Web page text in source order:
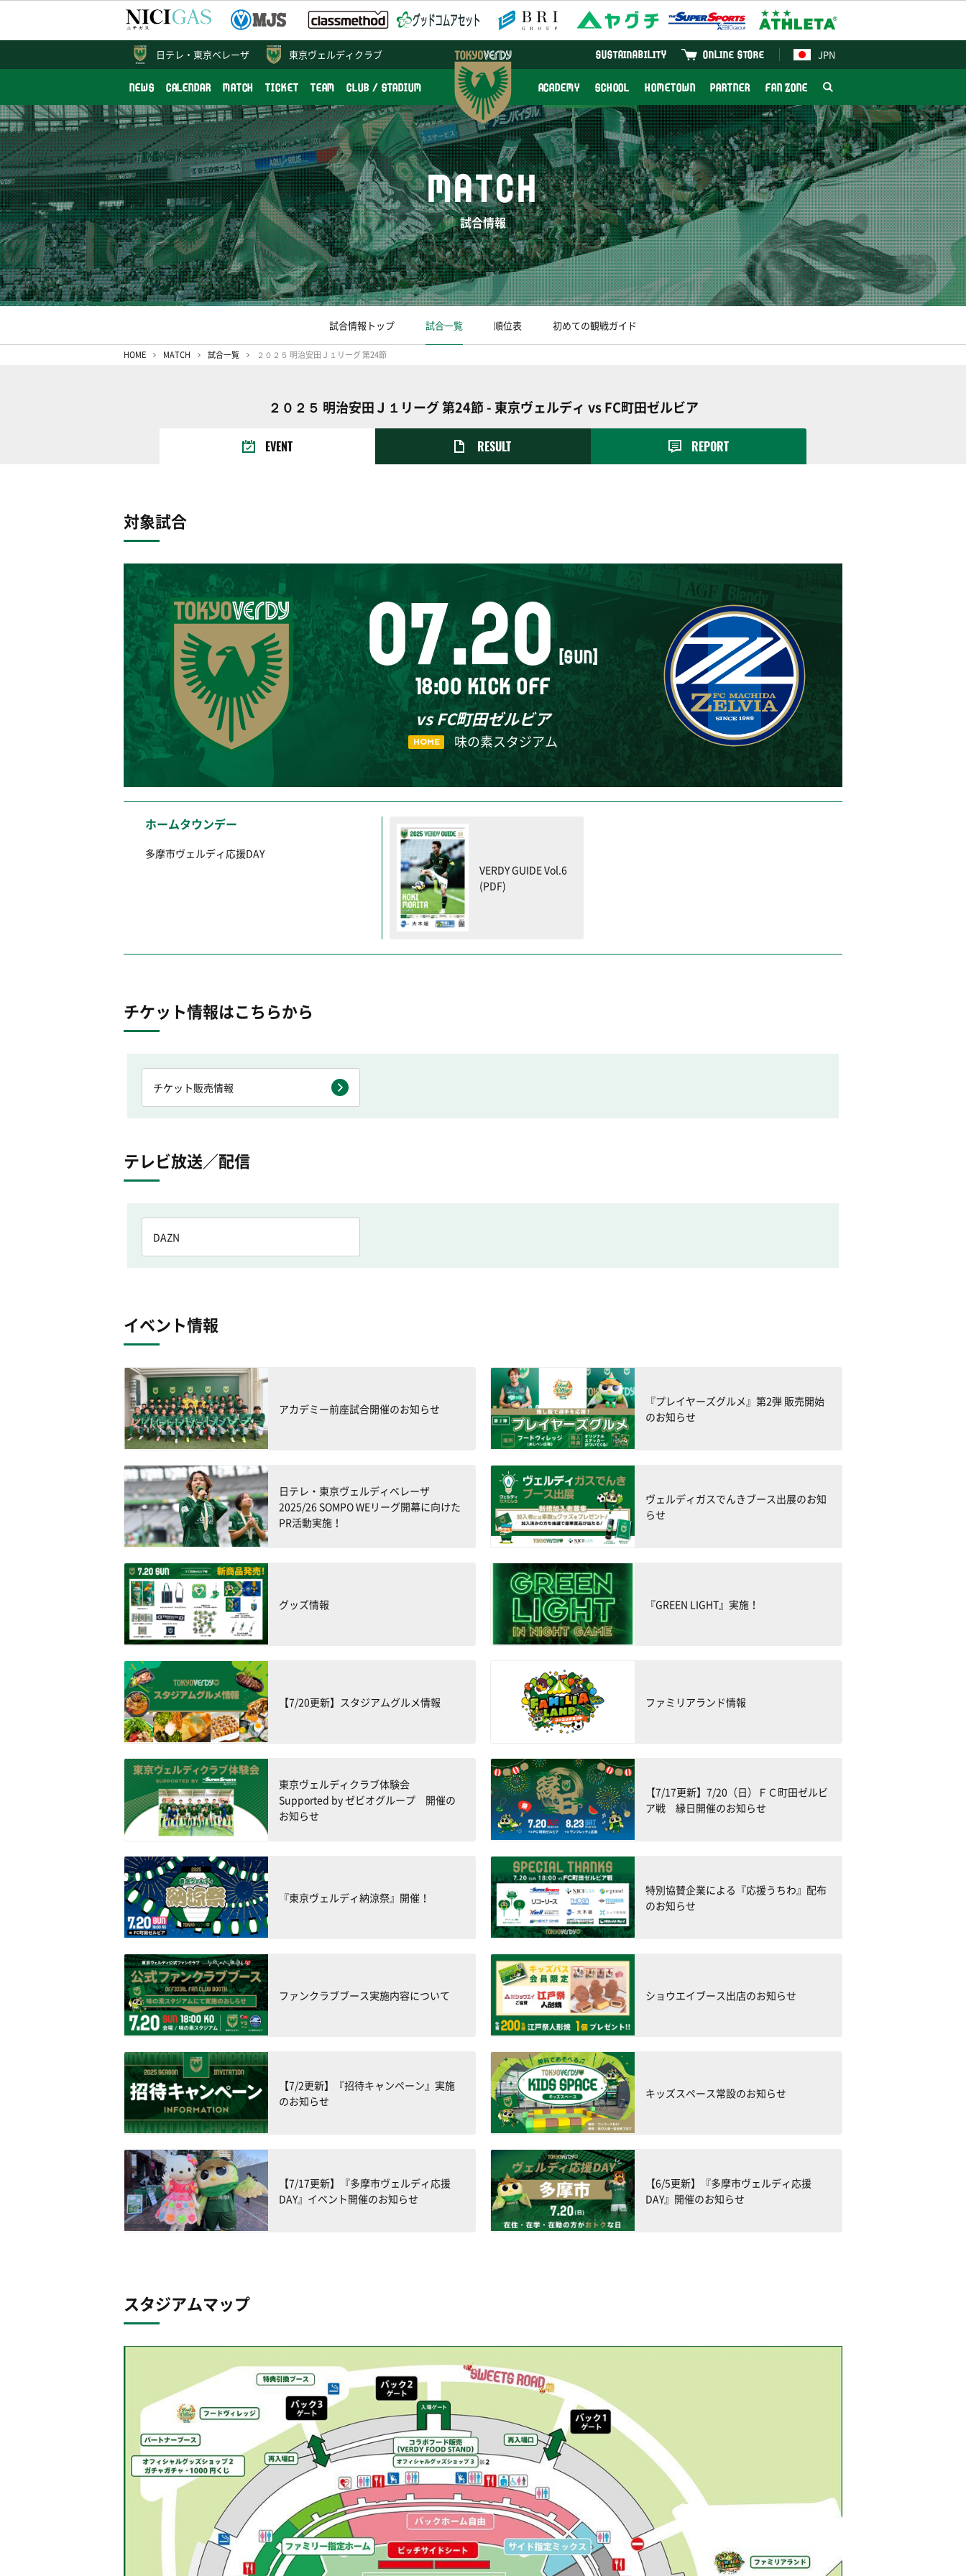
東京ヴェルディクラブ JPN
ONLINE STORE
SUSTAINABILITY
NEWS CALENDAR MATCH TICKET TEAM CLUB / STADIUM ACADEMY SCHOOL HOMETOWN PARTNER FAN ZONE
日テレ・ 東京ベレーザ
MATCH
試合情報
試合情報トップ 試合一覧 順位表 初めての観戦ガイド
HOME MATCH 試合一覧 ２０２５ 明治安田Ｊ１リーグ 第24節
２０２５ 明治安田Ｊ１リーグ 第24節 - 東京ヴェルディ vs FC町田ゼルビア
EVENT RESULT REPORT
対象試合
07.20 [SUN]
18:00 KICK OFF
vs FC町田ゼルビア
HOME 味の素スタジアム
ホームタウンデー
多摩市ヴェルディ応援DAY
VERDY GUIDE Vol.6
(PDF)
チケット情報はこちらから
チケット販売情報
テレビ放送／配信
DAZN
イベント情報
アカデミー前座試合開催のお知らせ
『プレイヤーズグルメ』第2弾 販売開始
のお知らせ
日テレ・東京ヴェルディベレーザ
2025/26 SOMPO WEリーグ開幕に向けた
PR活動実施！
ヴェルディガスでんきブース出展のお知
らせ
グッズ情報 『GREEN LIGHT』実施！
【7/20更新】スタジアムグルメ情報 ファミリアランド情報
東京ヴェルディクラブ体験会
Supported by ゼビオグループ 開催の
お知らせ
【7/17更新】7/20（日）ＦＣ町田ゼルビ
ア戦 縁日開催のお知らせ
『東京ヴェルディ納涼祭』開催！
特別協賛企業による『応援うちわ』配布
のお知らせ
ファンクラブブース実施内容について ショウエイブース出店のお知らせ
【7/2更新】『招待キャンペーン』実施
のお知らせ
キッズスペース常設のお知らせ
【7/17更新】『多摩市ヴェルディ応援
DAY』イベント開催のお知らせ
【6/5更新】『多摩市ヴェルディ応援
DAY』開催のお知らせ
スタジアムマップ